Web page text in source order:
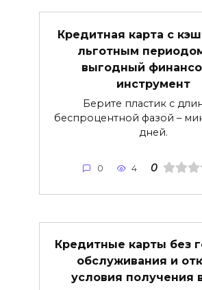
Кредитная карта с
льготным
выгодный
инструмент
Берите пластик с
беспроцентной фазой –
дней.
0 4 0
Кредитные карты без
обслуживания и
условия получения